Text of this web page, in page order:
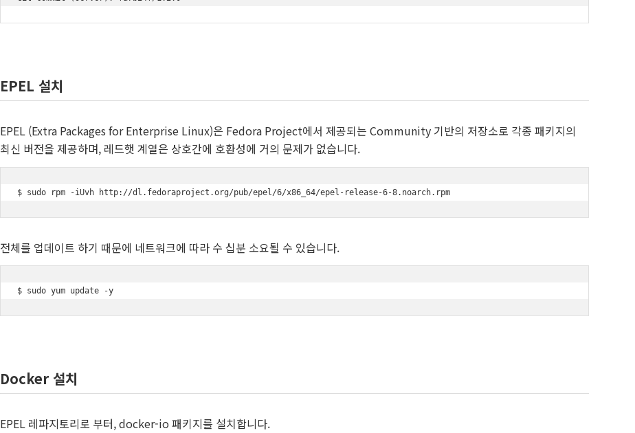
EPEL 설치
EPEL (Extra Packages for Enterprise Linux)은 Fedora Project에서 제공되는 Community 기반의 저장소로 각종 패키지의
최신 버전을 제공하며, 레드햇 계열은 상호간에 호환성에 거의 문제가 없습니다.
$ sudo rpm -iUvh http://dl.fedoraproject.org/pub/epel/6/x86_64/epel-release-6-8.noarch.rpm
전체를 업데이트 하기 때문에 네트워크에 따라 수 십분 소요될 수 있습니다.
$ sudo yum update -y
Docker 설치
EPEL 레파지토리로 부터, docker-io 패키지를 설치합니다.